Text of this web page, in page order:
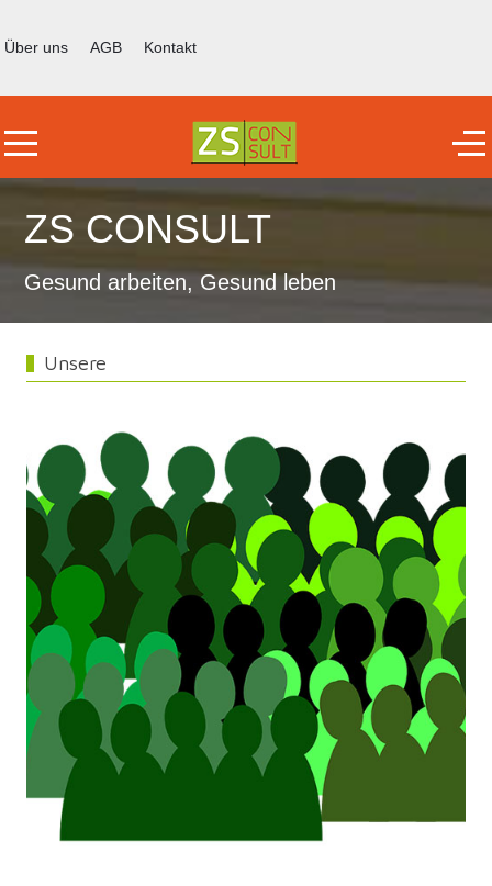
Über uns AGB Kontakt
Mobile Menu Toggle
ZS CONSULT
Gesund arbeiten, Gesund leben
Unsere